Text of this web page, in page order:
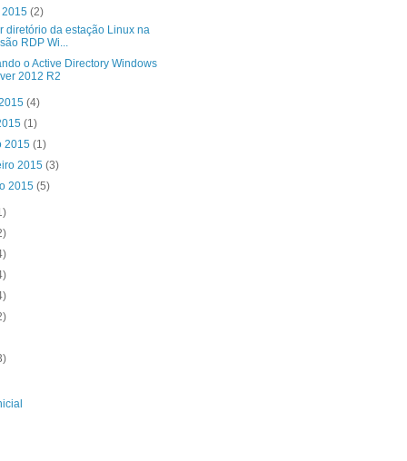
2015(2)
diretório da estação Linux na
RDP Wi...
o Active Directory Windows
2012 R2
(4)
(1)
2015(1)
2015(3)
2015(5)